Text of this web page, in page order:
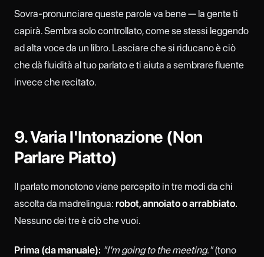
Sovra-pronunciare queste parole va bene — la gente ti
capirà. Sembra solo controllato, come se stessi leggendo
ad alta voce da un libro. Lasciare che si riducano è ciò
che dà fluidità al tuo parlato e ti aiuta a sembrare fluente
invece che recitato.
9. Varia l'Intonazione (Non
Parlare Piatto)
Il parlato monotono viene percepito in tre modi da chi
ascolta da madrelingua: robot, annoiato o arrabbiato.
Nessuno dei tre è ciò che vuoi.
Prima (da manuale): "I'm going to the meeting."(tono